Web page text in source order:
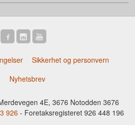
Sikkerhet og personvern
Nyhetsbrev
4E, 3676 Notodden 3676
926 - Foretaksregisteret 926 448 196